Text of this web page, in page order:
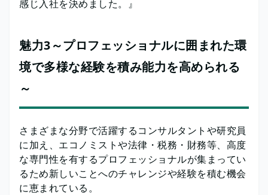
感じ入社を決めました。』
魅力3～プロフェッショナルに囲まれた環
境で多様な経験を積み能力を高められる
～
さまざまな分野で活躍するコンサルタントや研究員
に加え、エコノミストや法律・税務・財務等、高度
な専門性を有するプロフェッショナルが集まってい
るため新しいことへのチャレンジや経験を積む機会
に恵まれている。